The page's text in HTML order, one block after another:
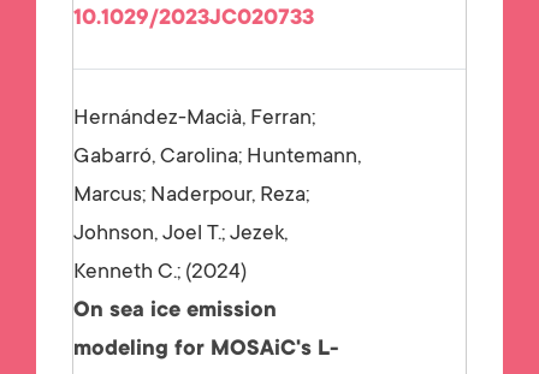
10.1029/2023JC020733
Hernández-Macià, Ferran;
Gabarró, Carolina; Huntemann,
Marcus; Naderpour, Reza;
Johnson, Joel T.; Jezek,
Kenneth C.; 2024
On sea ice emission
modeling for MOSAiC's L-